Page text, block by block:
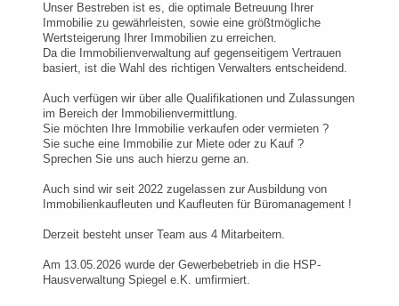
Unser Bestreben ist es, die optimale Betreuung Ihrer
Immobilie zu gewährleisten, sowie eine größtmögliche
Wertsteigerung Ihrer Immobilien zu erreichen.
Da die Immobilienverwaltung auf gegenseitigem Vertrauen
basiert, ist die Wahl des richtigen Verwalters entscheidend.
Auch verfügen wir über alle Qualifikationen und Zulassungen
im Bereich der Immobilienvermittlung.
Sie möchten Ihre Immobilie verkaufen oder vermieten ?
Sie suche eine Immobilie zur Miete oder zu Kauf ?
Sprechen Sie uns auch hierzu gerne an.
Auch sind wir seit 2022 zugelassen zur Ausbildung von
Immobilienkaufleuten und Kaufleuten für Büromanagement !
Derzeit besteht unser Team aus 4 Mitarbeitern.
Am 13.05.2026 wurde der Gewerbebetrieb in die HSP-
Hausverwaltung Spiegel e.K. umfirmiert.